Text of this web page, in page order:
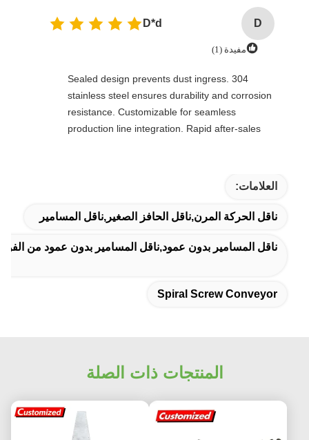
D
D*d
مفيدة (1)
Sealed design prevents dust ingress. 304
stainless steel ensures durability and corrosion
resistance. Customizable for seamless
production line integration. Rapid after-sales
العلامات:
ناقل الحركة المرن,ناقل الحافز الصغير,ناقل المسامير
ناقل المسامير بدون عمود,ناقل المسامير بدون عمود من
Spiral Screw Conveyor
المنتجات ذات الصلة